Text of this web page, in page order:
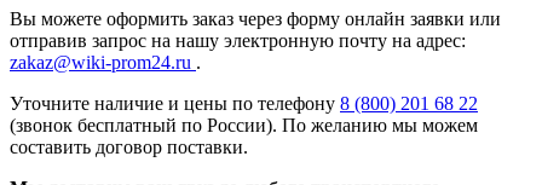
Вы можете оформить заказ через форму онлайн заявки или
отправив запрос на нашу электронную почту на адрес:
zakaz@wiki-prom24.ru .
Уточните наличие и цены по телефону 8 (800) 201 68 22
(звонок бесплатный по России). По желанию мы можем
составить договор поставки.